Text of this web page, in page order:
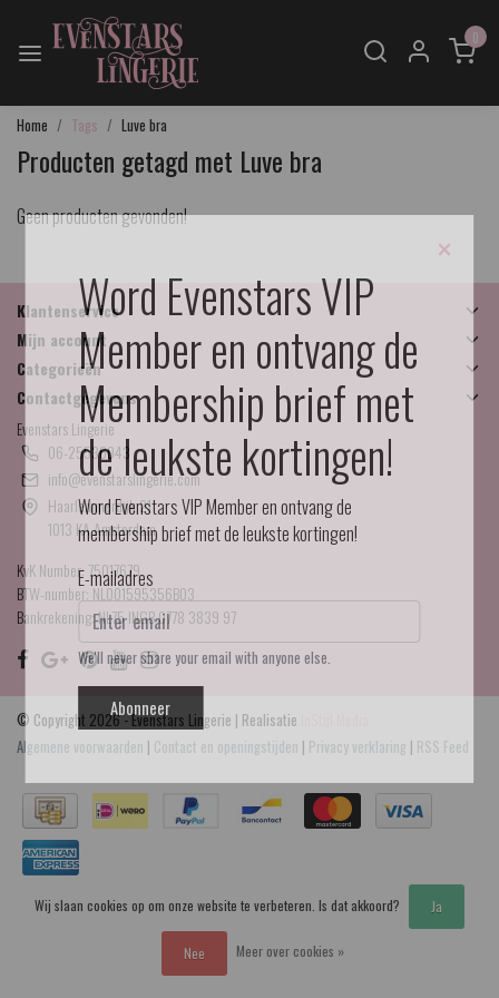
0
Home Tags Luve bra
Producten getagd met Luve bra
Geen producten gevonden!
Klantenservice
Mijn account
Categorieën
Contactgegevens
Evenstars Lingerie
06-25536043
info@evenstarslingerie.com
Haarlemmerdijk 21
1013 KA Amsterdam
KvK Number: 75017679
BTW-number: NL001595356B03
Bankrekening: NL75 INGB 0778 3839 97
© Copyright 2026 - Evenstars Lingerie | Realisatie
Algemene voorwaarden | Contact en openingstijden | Privacy verklaring | RSS Feed
×
Word Evenstars VIP
Member en ontvang de
Membership brief met
de leukste kortingen!
Word Evenstars VIP Member en ontvang de
membership brief met de leukste kortingen!
E-mailadres
We'll never share your email with anyone else.
Abonneer
Wij slaan cookies op om onze website te verbeteren. Is dat akkoord? Ja
Nee Meer over cookies »